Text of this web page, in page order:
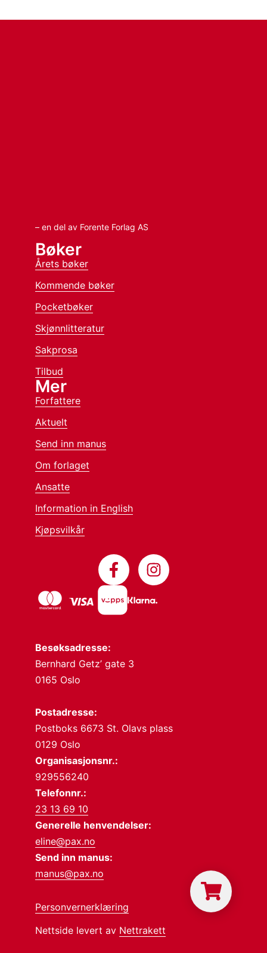
– en del av Forente Forlag AS
Besøksadresse:
Bernhard Getz’ gate 3
0165 Oslo
Postadresse:
Postboks 6673 St. Olavs plass
0129 Oslo
Organisasjonsnr.:
929556240
Telefonnr.:
23 13 69 10
Generelle henvendelser:
eline@pax.no
Send inn manus:
manus@pax.no
Personvernerklæring
Nettside levert av Nettrakett
Bøker
Årets bøker
Kommende bøker
Pocketbøker
Skjønnlitteratur
Sakprosa
Tilbud
Mer
Forfattere
Aktuelt
Send inn manus
Om forlaget
Ansatte
Information in English
Kjøpsvilkår